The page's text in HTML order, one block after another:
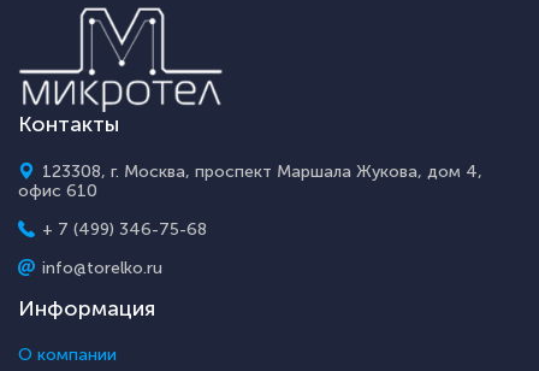
Контакты
123308, г. Москва, проспект Маршала Жукова, дом 4,
офис 610
+ 7 (499) 346-75-68
info@torelko.ru
Информация
О компании